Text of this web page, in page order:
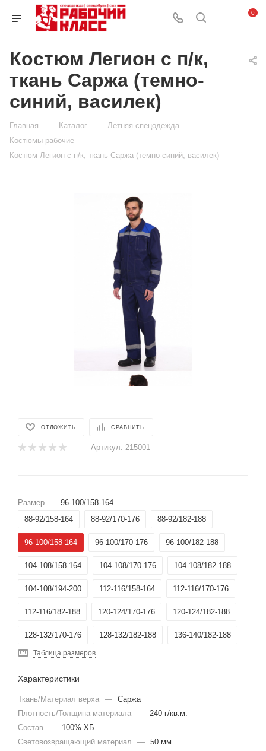
0
Костюм Легион с п/к,
ткань Саржа (темно-
синий, василек)
Главная — Каталог — Летняя спецодежда —
Костюмы рабочие —
Костюм Легион с п/к, ткань Саржа (темно-синий, василек)
ОТЛОЖИТЬ СРАВНИТЬ
Артикул: 215001
Размер — 96-100/158-164
88-92/158-164
88-92/170-176 88-92/182-188
96-100/158-164 96-100/170-176 96-100/182-188
104-108/158-164 104-108/170-176 104-108/182-188
104-108/194-200 112-116/158-164 112-116/170-176
112-116/182-188 120-124/170-176 120-124/182-188
128-132/170-176 128-132/182-188 136-140/182-188
136-140/194-200
88-92/194-200
Таблица размеров
Характеристики
Ткань/Материал верха — Саржа
Плотность/Толщина материала — 240 г/кв.м.
Состав
—
100% ХБ
Световозвращающий материал
— 50 мм